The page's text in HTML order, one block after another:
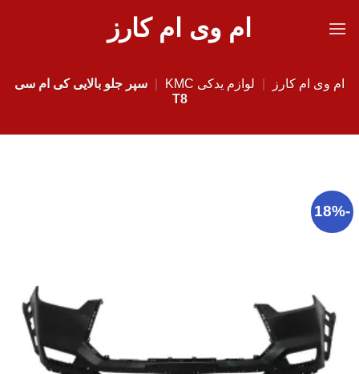
ام وی ام کارز
ام وی ام کارز لوازم یدکی KMC
سپر جلو بالایی کی ام سی
T8
-18%